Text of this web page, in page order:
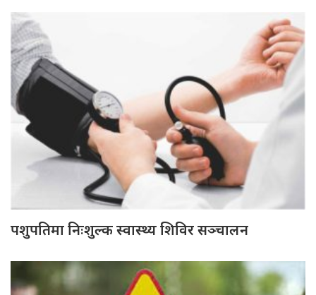
पशुपतिमा निःशुल्क स्वास्थ्य शिविर सञ्चालन